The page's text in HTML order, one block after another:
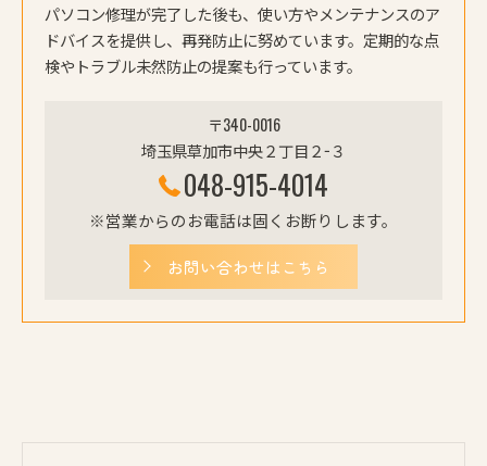
パソコン修理が完了した後も、使い方やメンテナンスのア
ドバイスを提供し、再発防止に努めています。定期的な点
検やトラブル未然防止の提案も行っています。
〒340-0016
埼玉県草加市中央２丁目２−３
048-915-4014
※営業からのお電話は固くお断りします。
お問い合わせはこちら